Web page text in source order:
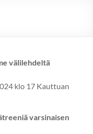
välilehdeltä
klo 17 Kauttuan
varsinaisen